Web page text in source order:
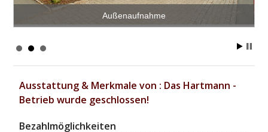
Außenaufnahme
Ausstattung & Merkmale von : Das Hartmann -
Betrieb wurde geschlossen!
Bezahlmöglichkeiten